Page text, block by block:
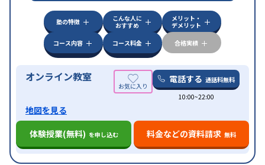
特徴
中高一貫校生に対応授業の振替可能 不登校生に対
オンライン対応 1科目から受講可能季節講習の
みの受講可
自習室あり
塾の特徴
こんな人に
おすすめ
メリット・
デメリット
コース内容
コース料金 合格実績
オンライン教室 電話する 通話料無料
10:00~22:00
地図を見る
体験授業(無料) を申し込む 料金などの資料請求 無料